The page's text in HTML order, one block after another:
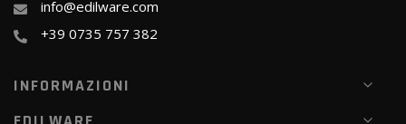
info@edilware.com
+39 0735 757 382
INFORMAZIONI